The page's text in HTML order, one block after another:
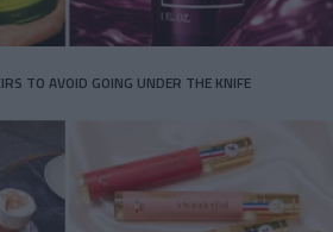
TO AVOID GOING UNDER THE KNIFE